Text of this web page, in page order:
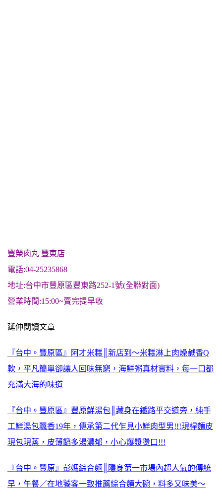
豐榮肉丸 豐東店
電話:04-25235868
地址:台中市豐原區豐東路252-1號(全聯對面)
營業時間:15:00~賣完提早收
延伸閱讀文章
『台中。豐原區』阿才米糕║新店到～米糕淋上肉燥鹹香Q
軟，平凡簡單卻讓人回味無窮，海鮮粥真材實料，每一口都
充滿大海的味道
『台中。豐原區』豐原鮮湯包║藏身在鐵路平交道旁，純手
工鮮湯包飄香19年，傳承第二代乍見小鮮肉型男!!!現桿麵皮
現包現蒸，皮薄饀多湯濃郁，小心爆漿燙口!!!
『台中。豐原』彭媽綜合麵║隱身第一市場內超人氣的傳統
早，午餐／在地饕客一致推薦綜合麵大碗，料多又味美～